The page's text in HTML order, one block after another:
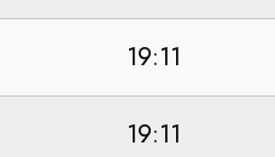
19:11
19:11